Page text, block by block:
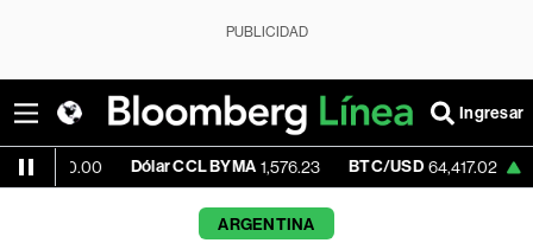
PUBLICIDAD
Ingresar
Dólar CCL BYMA 1,576.23 BTC/USD 64,417.02 +0.04%
ARGENTINA